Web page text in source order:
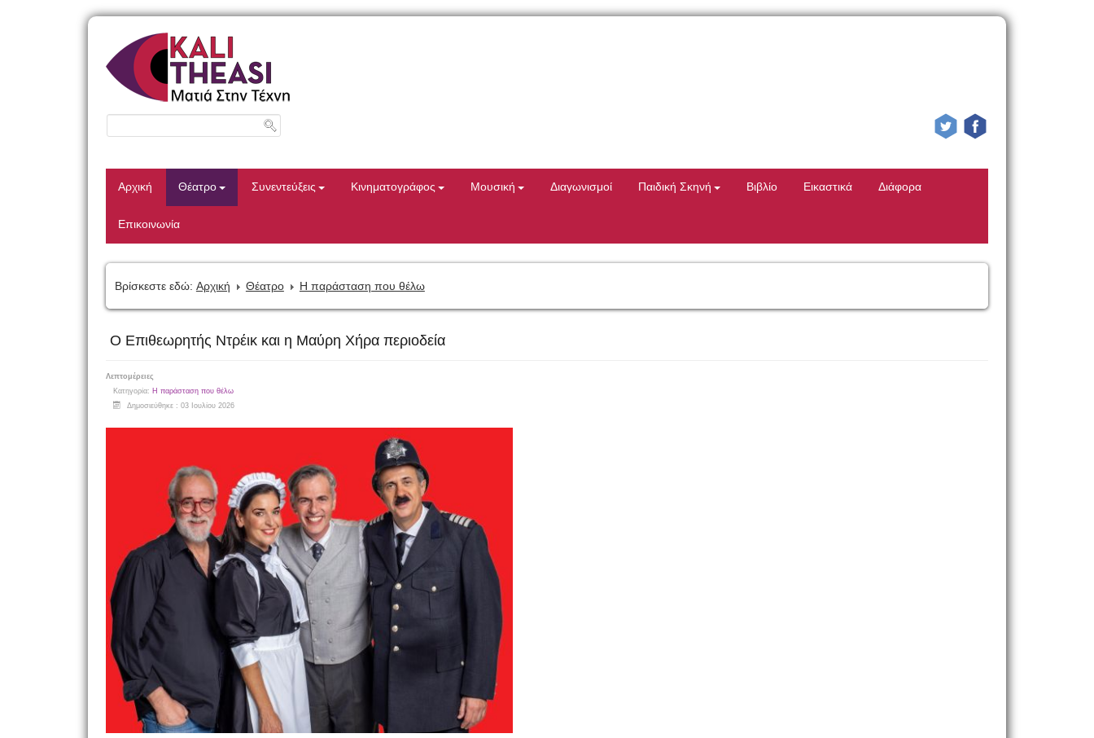
Αρχική Θέατρο Συνεντεύξεις Κινηματογράφος Μουσική Διαγωνισμοί Παιδική Σκηνή Βιβλίο Εικαστικά Διάφορα
Επικοινωνία
Βρίσκεστε εδώ: Αρχική Θέατρο Η παράσταση που θέλω
Ο Επιθεωρητής Ντρέικ και η Μαύρη Χήρα περιοδεία
Λεπτομέρειες
Κατηγορία: Η παράσταση που θέλω
Δημοσιεύθηκε : 03 Ιουλίου 2026